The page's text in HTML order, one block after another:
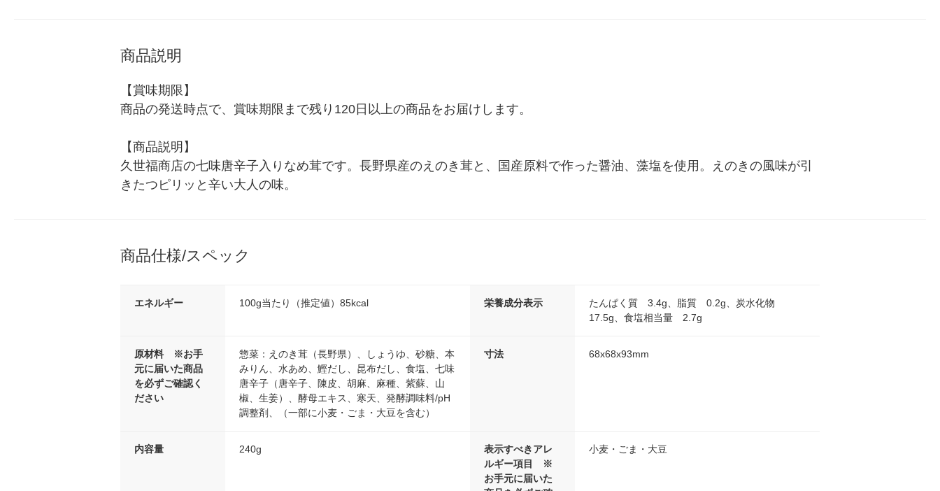
商品説明
【賞味期限】
商品の発送時点で、賞味期限まで残り120日以上の商品をお届けします。
【商品説明】
久世福商店の七味唐辛子入りなめ茸です。長野県産のえのき茸と、国産原料で作った醤油、藻塩を使用。えのきの風味が引
きたつピリッと辛い大人の味。
商品仕様/スペック
エネルギー 100g当たり（推定値）85kcal 栄養成分表示
たんぱく質 3.4g、脂質 0.2g、炭水化物
17.5g、食塩相当量 2.7g
原材料 ※お手
元に届いた商品
を必ずご確認く
ださい
惣菜：えのき茸（長野県）、しょうゆ、砂糖、本
みりん、水あめ、鰹だし、昆布だし、食塩、七味
唐辛子（唐辛子、陳皮、胡麻、麻種、紫蘇、山
椒、生姜）、酵母エキス、寒天、発酵調味料/pH
調整剤、（一部に小麦・ごま・大豆を含む）
寸法 68x68x93mm
内容量 240g
表示すべきアレ
ルギー項目 ※
お手元に届いた
小麦・ごま・大豆